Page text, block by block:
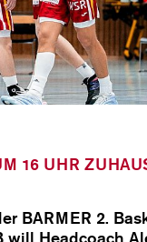
16 UHR
BARMER 2.